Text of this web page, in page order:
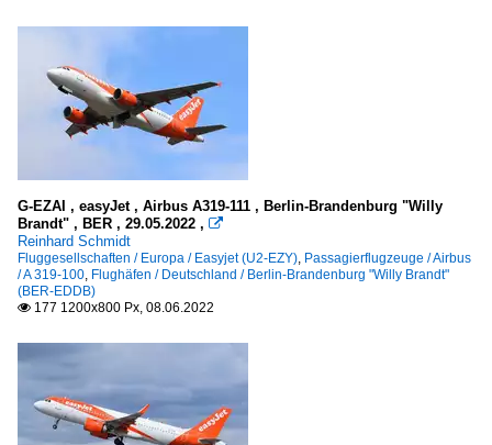
G-EZAI , easyJet , Airbus A319-111 , Berlin-Brandenburg "Willy
Brandt" , BER , 29.05.2022 , 
Reinhard Schmidt
Fluggesellschaften / Europa / Easyjet (U2-EZY), Passagierflugzeuge / Airbus
/ A 319-100, Flughäfen / Deutschland / Berlin-Brandenburg "Willy Brandt"
(BER-EDDB)
 177 1200x800 Px, 08.06.2022